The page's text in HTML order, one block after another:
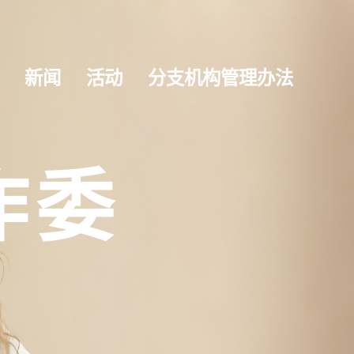
新闻 活动 分支机构管理办法
委